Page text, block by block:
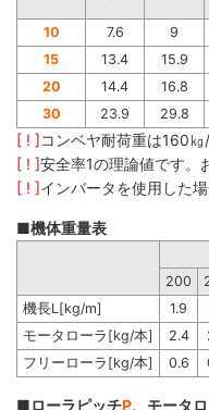
10
7.6 9
15
13.4 15.9
20
14.4 16.8
30
23.9 29.8
[ ! ]コンベヤ耐荷重は160
[ ! ]安全率1の理論値です。
[ ! ]インバータを使用した
■機体重量表
200
機長L[kg/m]
1.9
モータローラ[kg/本]
2.4
フリーローラ[kg/本]
0.6
■ローラピッチP、モータ